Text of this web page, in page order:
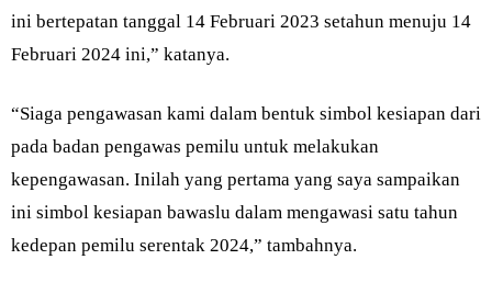
ini bertepatan tanggal 14 Februari 2023 setahun menuju 14
Februari 2024 ini,” katanya.
“Siaga pengawasan kami dalam bentuk simbol kesiapan dari
pada badan pengawas pemilu untuk melakukan
kepengawasan. Inilah yang pertama yang saya sampaikan
ini simbol kesiapan bawaslu dalam mengawasi satu tahun
kedepan pemilu serentak 2024,” tambahnya.